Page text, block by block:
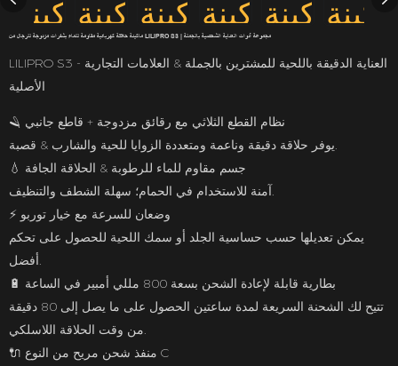
ماكينة حلاقة كهربائية مقاومة للماء بشفرات مزدوجة للرجال من LILIPRO S3 | مجموعة أدوات العناية الشخصية بالجملة
LILIPRO S3 - العناية الدقيقة باللحية للمشترين بالجملة & العلامات التجارية
الأصلية
🪒 نظام القطع الثلاثي مع رقائق مزدوجة + قاطع جانبي
يوفر حلاقة دقيقة وناعمة ومتعددة الزوايا للحية والشارب & قصبة.
💧 جسم مقاوم للماء للرطوبة & الحلاقة الجافة
آمنة للاستخدام في الحمام؛سهلة الشطف والتنظيف.
⚡ وضعان للسرعة مع خيار توربو
يمكن تعديلها حسب حساسية الجلد أو سمك اللحية للحصول على تحكم
أفضل.
🔋
بطارية قابلة لإعادة الشحن بسعة 800 مللي أمبير في الساعة
تتيح لك الشحنة السريعة لمدة ساعتين الحصول على ما يصل إلى 80 دقيقة
من وقت الحلاقة اللاسلكي.
🔌
منفذ شحن مريح من النوع C